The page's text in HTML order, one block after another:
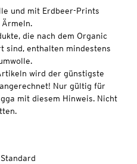
und mit Erdbeer-Prints
Ärmeln.
die nach dem Organic
sind, enthalten mindestens
wird der günstigste
Nur gültig für
mit diesem Hinweis. Nicht